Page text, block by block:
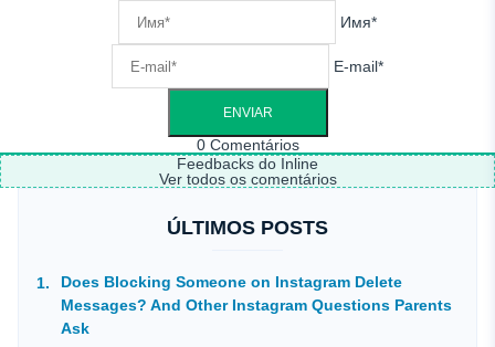
Имя*
E-mail*
0Comentários
Feedbacks do Inline
Ver todos os comentários
ÚLTIMOS POSTS
Does Blocking Someone on Instagram Delete
Messages? And Other Instagram Questions Parents
Ask